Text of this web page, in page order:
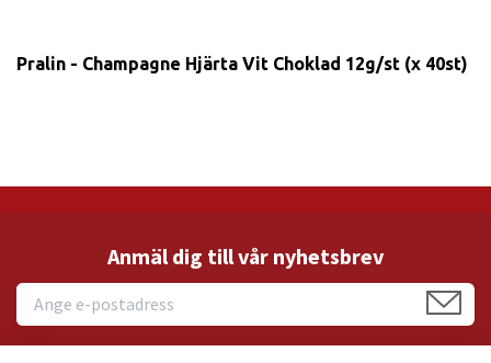
Pralin - Champagne Hjärta Vit Choklad 12g/st (x 40st)
Anmäl dig till vår nyhetsbrev